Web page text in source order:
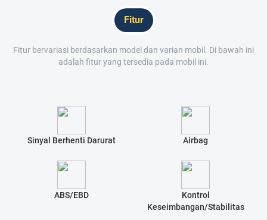
Fitur
Fitur bervariasi berdasarkan model dan varian mobil. Di bawah ini
adalah fitur yang tersedia pada mobil ini.
Sinyal Berhenti Darurat Airbag
ABS/EBD
Kontrol
Keseimbangan/Stabilitas